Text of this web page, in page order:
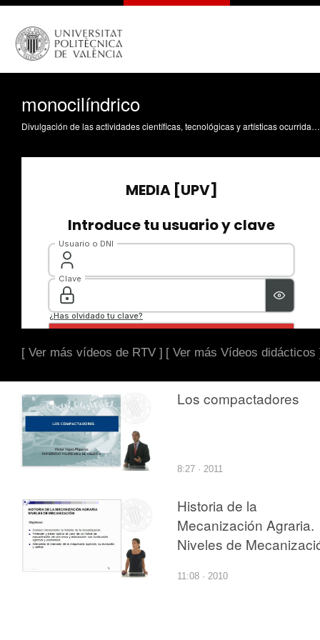
monocilíndrico
Divulgación de las actividades científicas, tecnológicas y artísticas ocurridas en los tres campus de la UPV
[ Ver más vídeos de RTV ] [ Ver más Vídeos didácticos
Los compactadores
8:27 · 2011
Historia de la
Mecanización Agraria.
Niveles de
11:08 · 2010